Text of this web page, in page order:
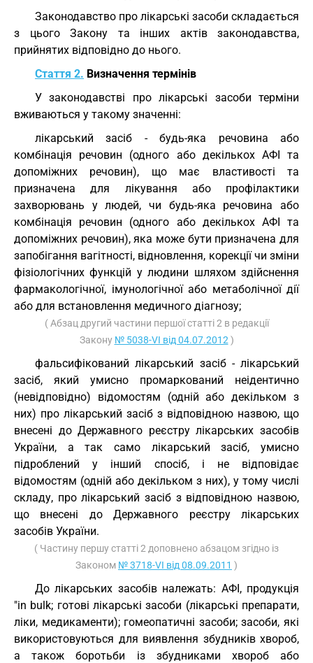
Законодавство про лікарські засоби складається
з цього Закону та інших актів законодавства,
прийнятих відповідно до нього.
Стаття 2. Визначення термінів
У законодавстві про лікарські засоби терміни
вживаються у такому значенні:
лікарський засіб - будь-яка речовина або
комбінація речовин (одного або декількох АФІ та
допоміжних речовин), що має властивості та
призначена для лікування або профілактики
захворювань у людей, чи будь-яка речовина або
комбінація речовин (одного або декількох АФІ та
допоміжних речовин), яка може бути призначена для
запобігання вагітності, відновлення, корекції чи зміни
фізіологічних функцій у людини шляхом здійснення
фармакологічної, імунологічної або метаболічної дії
або для встановлення медичного діагнозу;
( Абзац другий частини першої статті 2 в редакції
Закону № 5038-VI від 04.07.2012 )
фальсифікований лікарський засіб - лікарський
засіб, який умисно промаркований неідентично
(невідповідно) відомостям (одній або декільком з
них) про лікарський засіб з відповідною назвою, що
внесені до Державного реєстру лікарських засобів
України, а так само лікарський засіб, умисно
підроблений у інший спосіб, і не відповідає
відомостям (одній або декільком з них), у тому числі
складу, про лікарський засіб з відповідною назвою,
що внесені до Державного реєстру лікарських
засобів України.
( Частину першу статті 2 доповнено абзацом згідно із
Законом № 3718-VI від 08.09.2011 )
До лікарських засобів належать: АФІ, продукція
"in bulk; готові лікарські засоби (лікарські препарати,
ліки, медикаменти); гомеопатичні засоби; засоби, які
використовуються для виявлення збудників хвороб,
а також боротьби із збудниками хвороб або